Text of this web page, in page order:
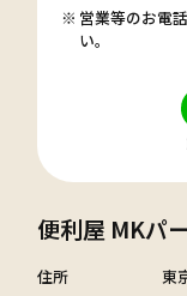
営業等のお電
い。
便利屋 MKパ
住所
東